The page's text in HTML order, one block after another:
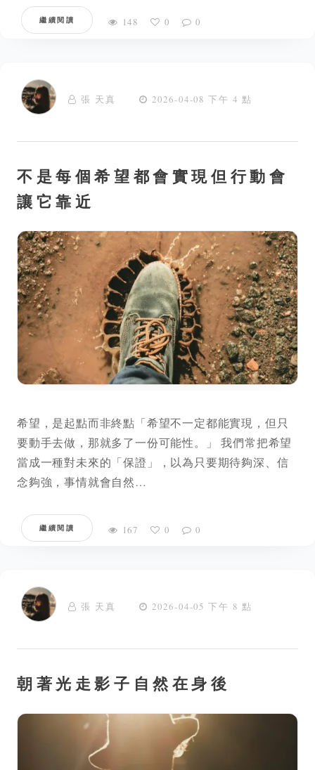
繼續閱讀 148 0 0
張 天真 2026-04-08 下午 4 點
不是每個希望都會實現但行動會
讓它靠近
希望，是起點而非終點「希望不一定都能實現，但只
要動手去做，那就多了一份可能性。」 我們常把希望
當成一種對未來的「保證」，以為只要期待夠深、信
念夠強，事情就會自然…
繼續閱讀 167 0 0
張 天真 2026-04-05 下午 8 點
朝著光走影子自然在身後